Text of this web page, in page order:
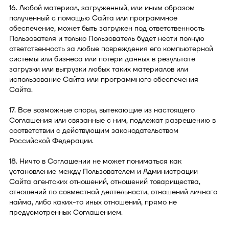
16. Любой материал, загруженный, или иным образом
полученный с помощью Сайта или программное
обеспечение, может быть загружен под ответственность
Пользователя и только Пользователь будет нести полную
ответственность за любые повреждения его компьютерной
системы или бизнеса или потери данных в результате
загрузки или выгрузки любых таких материалов или
использование Сайта или программного обеспечения
Сайта.
17. Все возможные споры, вытекающие из настоящего
Соглашения или связанные с ним, подлежат разрешению в
соответствии с действующим законодательством
Российской Федерации.
18. Ничто в Соглашении не может пониматься как
установление между Пользователем и Администрации
Сайта агентских отношений, отношений товарищества,
отношений по совместной деятельности, отношений личного
найма, либо каких-то иных отношений, прямо не
предусмотренных Соглашением.